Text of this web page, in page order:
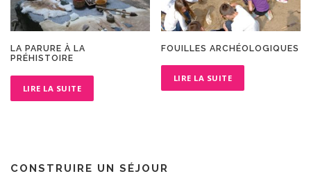
LA PARURE À LA
PRÉHISTOIRE
LIRE LA SUITE
FOUILLES ARCHÉOLOGIQUES
LIRE LA SUITE
CONSTRUIRE UN SÉJOUR